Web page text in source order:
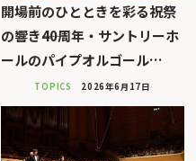
開場前のひとときを彩る祝祭
の響き――40周年・サントリーホ
ールのパイプオルゴール…
TOPICS 2026年6月17日